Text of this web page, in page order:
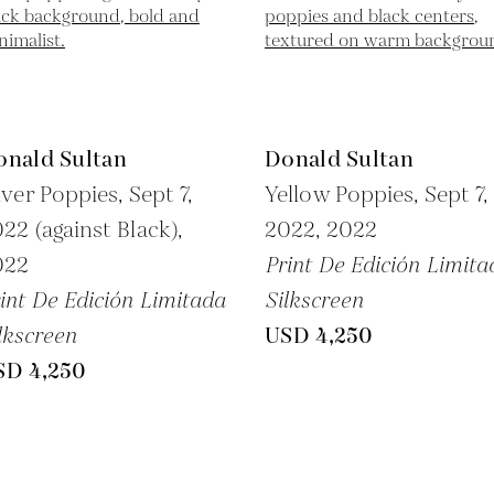
Sultan
Poppies, Sept 7,
(against Black),
De Edición Limitada
4,250
Donald Sultan
Yellow Poppies, Sept 7,
2022, 2022
Print De Edición
Silkscreen
USD 4,250